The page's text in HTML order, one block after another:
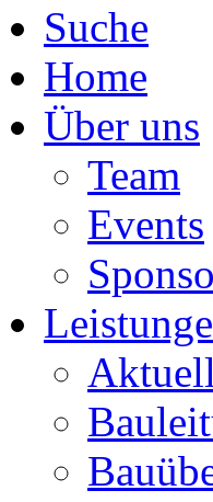
Navigation
überspringenSuche
Home
Über uns
Team
Events